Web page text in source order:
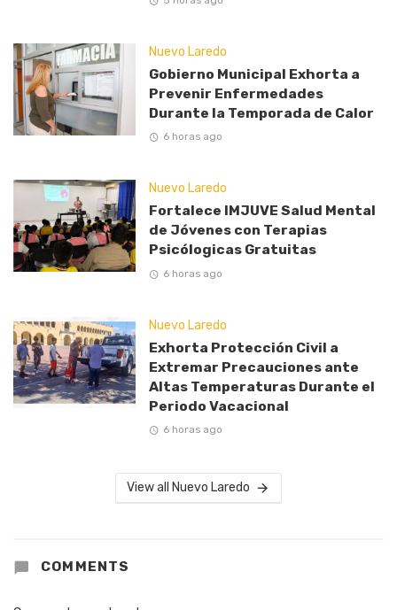
Nuevo Laredo
Gobierno Municipal Exhorta a
Prevenir Enfermedades
Durante la Temporada de Calor
6 horas ago
Nuevo Laredo
Fortalece IMJUVE Salud Mental
de Jóvenes con Terapias
Psicólogicas Gratuitas
6 horas ago
Nuevo Laredo
Exhorta Protección Civil a
Extremar Precauciones ante
Altas Temperaturas Durante el
Periodo Vacacional
6 horas ago
View all Nuevo Laredo
COMMENTS